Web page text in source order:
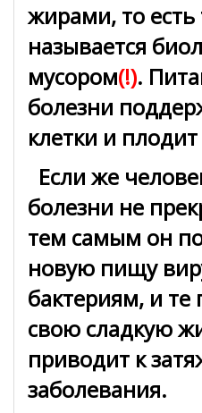
жирами, то есть
называется
мусором(!).
болезни
клетки и
Если же
болезни не
тем самым он
новую пищу
бактериям, и
свою сладкую
приводит к
заболевания.